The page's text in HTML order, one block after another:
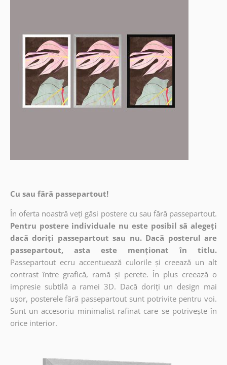
Cu sau fără passepartout!
În oferta noastră veți găsi postere cu sau fără passepartout.
Pentru postere individuale nu este posibil să alegeți
dacă doriți passepartout sau nu. Dacă posterul are
passepartout, asta este menționat în titlu.
Passepartout ecru accentuează culorile și creează un alt
contrast între grafică, ramă și perete. În plus creează o
impresie subtilă a ramei 3D. Dacă doriți un design mai
ușor, posterele fără passepartout sunt potrivite pentru voi.
Sunt un accesoriu minimalist rafinat care se potrivește în
orice interior.